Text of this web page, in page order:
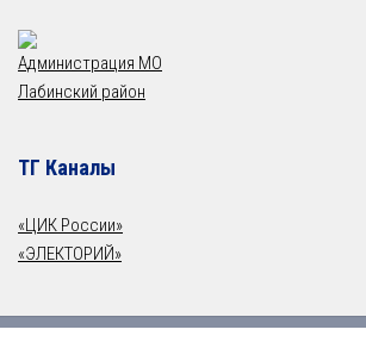
Администрация МО
Лабинский район
ТГ Каналы
«ЦИК России»
«ЭЛЕКТОРИЙ»